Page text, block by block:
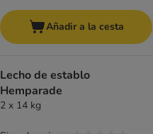
Añadir a la cesta
Lecho de establo
Hemparade
2 x 14 kg